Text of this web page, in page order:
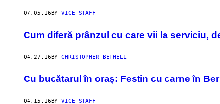
07.05.16 BY VICE STAFF
Cum diferă prânzul cu care vii la serviciu,
04.27.16BY CHRISTOPHER BETHELL
Cu bucătarul în oraș: Festin cu carne în
04.15.16 BY VICE STAFF